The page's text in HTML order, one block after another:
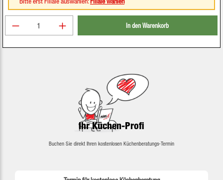
Produkt Anzahl: Gib den gewünschten Wert ein
In den Warenkorb
Ihr Küchen-Profi
Buchen Sie direkt Ihren kostenlosen Küchenberatungs-Termin